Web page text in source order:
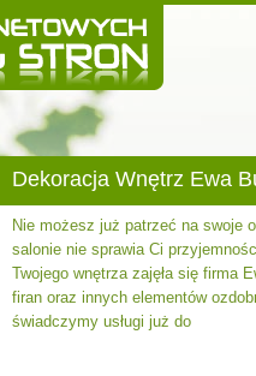
Dekoracja Wnętrz Ewa
Nie możesz już patrzeć na swoje
salonie nie sprawia Ci
Twojego wnętrza zajęła się firma
firan oraz innych elementów
świadczymy usługi już do